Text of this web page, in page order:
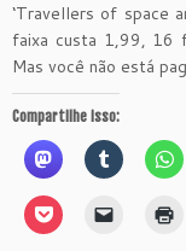
‘Travellers of space
faixa custa 1,99, 16
Mas você não está
Compartilhe isso: